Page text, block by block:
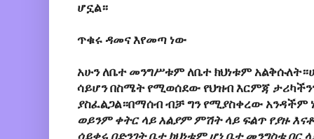
ሆኗል።
ጥቁሩ ዳመና እየመጣ ነው
አሁን ለቤተ መንግሥቱም ለቤተ ክህነቱም
ሳይሆን በስሜት የሚወሰደው የህዝብ እርምጃ
ያስፈልጋል።በማሰብ ብቻ ግን የሚያስቀረው አንዳችም
ወይንም ቀትር ላይ አልያም ምሽት ላይ ፍልጥ የያዙ